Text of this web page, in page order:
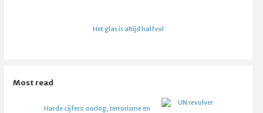
Het glas is altijd halfvol
Most read
Harde cijfers: oorlog, terrorisme en